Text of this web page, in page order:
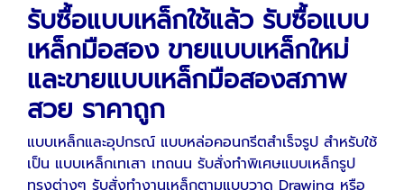
รับซื้อแบบเหล็กใช้แล้ว รับซื้อแบบ
เหล็กมือสอง ขายแบบเหล็กใหม่
และขายแบบเหล็กมือสองสภาพ
สวย ราคาถูก
แบบเหล็กและอุปกรณ์ แบบหล่อคอนกรีตสำเร็จรูป สำหรับใช้
เป็น แบบเหล็กเทเสา เทถนน รับสั่งทำพิเศษแบบเหล็กรูป